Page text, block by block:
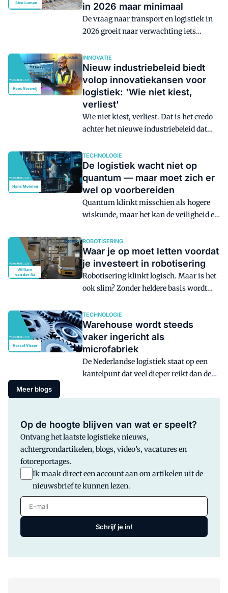
organisaties in 2026: juridische
compliance.
in 2026 maar minimaal
De vraag naar transport en logistiek in
2026 groeit naar verwachting iets
ondernemers in transport en logistiek
blijft het belangrijk om scherp te sturen.
INNOVATIE
Nieuw industriebeleid biedt
volop innovatiekansen voor
logistiek: 'Wie niet kiest,
verliest'
Wie niet kiest, verliest. Dat is het credo
achter het nieuwe industriebeleid dat
aan Nederland presenteerde. In de
Kamerbrief heet het: "In een wereld waar
snelheid, schaal en focus bepalen wie
wint … is kiezen de enige oplossing."
TECHNOLOGIE
De logistiek wacht niet op
quantum — maar moet zich er
wel op voorbereiden
Quantum klinkt misschien als hogere
wiskunde, maar het kan de veiligheid en
flink verbeteren. Van slimme sensoren
tot betere data­beveiliging: de eerste
kansen dienen zich nu al aan.
ROBOTISERING
Waar je op moet letten voordat
je investeert in robotisering
Robotisering klinkt logisch. Maar is het
ook slim? Zonder heldere basis wordt
TECHNOLOGIE
Warehouse wordt steeds
vaker ingericht als
microfabriek
De Nederlandse logistiek staat op een
kantelpunt dat veel dieper reikt dan de
automatisering, robotisering en
belangrijk, maar verhullen dat er op de
achtergrond een fundamentelere
verschuiving plaatsvindt: de plek waar
Meer blogs
Op de hoogte blijven van wat er speelt?
Ontvang het laatste logistieke nieuws,
achtergrondartikelen, blogs, video’s, vacatures en
fotoreportages.
Ik maak direct een account aan om artikelen uit de
nieuwsbrief te kunnen lezen.
E-mail
Schrijf je in!